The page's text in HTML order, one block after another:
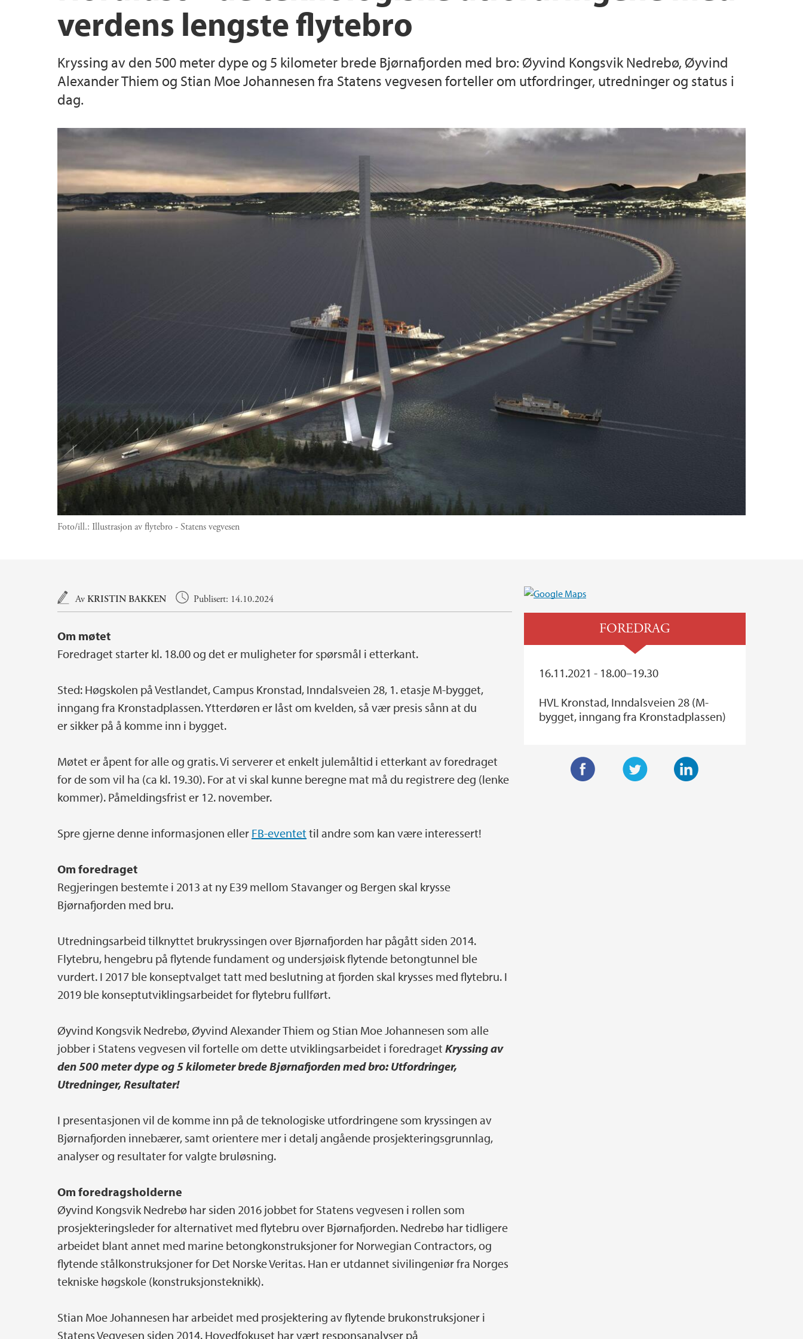
Innovasjon og entreprenørskap
Etter- og videreutdanning Reglement og prosedyrer
Skjema
Lektorutdanning ved NT-fakultetet
Hydrogenforskning på UiB
Institutter, sentre og enheter
Pedagogisk akademi Studentorganisasjoner og fagutvalg
Prisar og utmerkingar
Hjertestartere ved NT-fakultetet
verdens lengste flytebro
Kryssing av den 500 meter dype og 5 kilometer brede Bjørnafjorden med bro: Øyvind Kongsvik Nedrebø, Øyvind
Alexander Thiem og Stian Moe Johannesen fra Statens vegvesen forteller om utfordringer, utredninger og status i
dag.
Foto/ill.: Illustrasjon av flytebro - Statens vegvesen
Hovedinnhold
AvKRISTIN BAKKEN Publisert: 14.10.2024
Om møtet
Foredraget starter kl. 18.00 og det er muligheter for spørsmål i etterkant.
Sted: Høgskolen på Vestlandet, Campus Kronstad, Inndalsveien 28, 1. etasje M-bygget,
inngang fra Kronstadplassen. Ytterdøren er låst om kvelden, så vær presis sånn at du
er sikker på å komme inn i bygget.
Møtet er åpent for alle og gratis. Vi serverer et enkelt julemåltid i etterkant av foredraget
for de som vil ha (ca kl. 19.30). For at vi skal kunne beregne mat må du registrere deg (lenke
kommer). Påmeldingsfrist er 12. november.
Spre gjerne denne informasjonen eller FB-eventet til andre som kan være interessert!
Om foredraget
Regjeringen bestemte i 2013 at ny E39 mellom Stavanger og Bergen skal krysse
Bjørnafjorden med bru.
Utredningsarbeid tilknyttet brukryssingen over Bjørnafjorden har pågått siden 2014.
Flytebru, hengebru på flytende fundament og undersjøisk flytende betongtunnel ble
vurdert. I 2017 ble konseptvalget tatt med beslutning at fjorden skal krysses med flytebru. I
2019 ble konseptutviklingsarbeidet for flytebru fullført.
Øyvind Kongsvik Nedrebø, Øyvind Alexander Thiem og Stian Moe Johannesen som alle
jobber i Statens vegvesen vil fortelle om dette utviklingsarbeidet i foredraget Kryssing av
den 500 meter dype og 5 kilometer brede Bjørnafjorden med bro: Utfordringer,
Utredninger, Resultater!
I presentasjonen vil de komme inn på de teknologiske utfordringene som kryssingen av
Bjørnafjorden innebærer, samt orientere mer i detalj angående prosjekteringsgrunnlag,
analyser og resultater for valgte bruløsning.
Om foredragsholderne
Øyvind Kongsvik Nedrebø har siden 2016 jobbet for Statens vegvesen i rollen som
prosjekteringsleder for alternativet med flytebru over Bjørnafjorden. Nedrebø har tidligere
arbeidet blant annet med marine betongkonstruksjoner for Norwegian Contractors, og
flytende stålkonstruksjoner for Det Norske Veritas. Han er utdannet sivilingeniør fra Norges
tekniske høgskole (konstruksjonsteknikk).
Stian Moe Johannesen har arbeidet med prosjektering av flytende brukonstruksjoner i
Statens Vegvesen siden 2014. Hovedfokuset har vært responsanalyser på
FOREDRAG
16.11.2021 - 18.00–19.30
HVL Kronstad, Inndalsveien 28 (M-
bygget, inngang fra Kronstadplassen)